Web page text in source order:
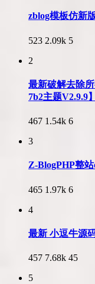
zblog模板仿新
523 2.09k 5
2
最新破解去除
7b2主题V2.9.9
467 1.54k 6
3
Z-BlogPHP整
465 1.97k 6
4
最新 小逗牛源
457 7.68k 45
5